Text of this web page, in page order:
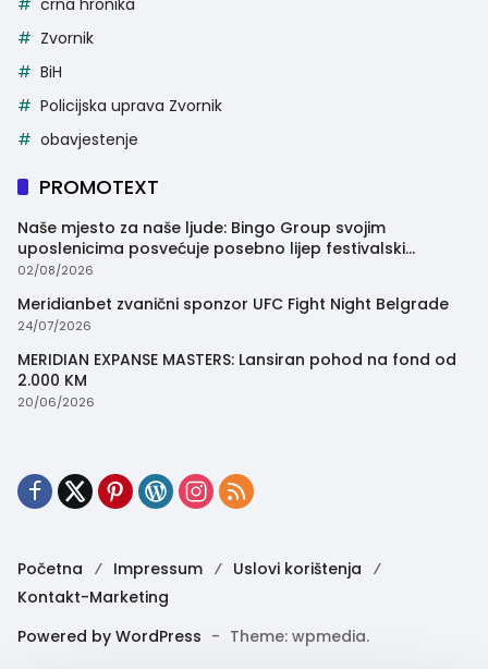
Zvornik
BiH
Policijska uprava Zvornik
obavjestenje
PROMOTEXT
Naše mjesto za naše ljude: Bingo Group svojim
uposlenicima posvećuje posebno lijep festivalski
trenutak
02/08/2026
Meridianbet zvanični sponzor UFC Fight Night Belgrade
24/07/2026
MERIDIAN EXPANSE MASTERS: Lansiran pohod na fond od
2.000 KM
20/06/2026
Početna Impressum
Uslovi korištenja
Kontakt-Marketing
Powered by WordPress - Theme: wpmedia.